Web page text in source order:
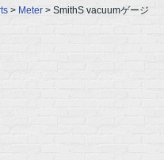
> Meter > SmithS vacuumゲージ